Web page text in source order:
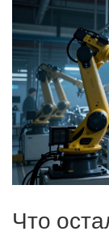
Что